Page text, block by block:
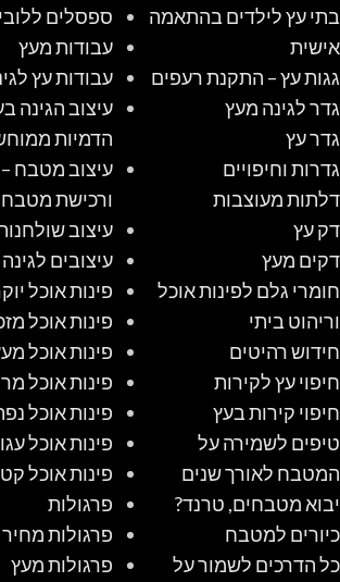
בתי עץ לילדים בהתאמה
אישית
גגות עץ – התקנת רעפים
גדר לגינה מעץ
גדר עץ
גדרות וחיפויים
דלתות מעוצבות
דק עץ
דקים מעץ
חומרי גלם לפינות אוכל
וריהוט ביתי
חידוש רהיטים
חיפוי עץ לקירות
חיפוי קירות בעץ
טיפים לשמירה על
המטבח לאורך שנים
יבוא מטבחים, טרנד?
כיורים למטבח
כל הדרכים לשמור על
ספסלים ללובי
עבודות מעץ
עבודות עץ
עיצוב הגינה
הדמיות
עיצוב מטבח –
ורכישת מטבח
עיצוב
עיצובים לגינה
פינות אוכל
פינות אוכל
פינות אוכל
פינות אוכל
פינות אוכל
פינות אוכל
פינות אוכל
פרגולות
פרגולות מחיר
פרגולות מעץ